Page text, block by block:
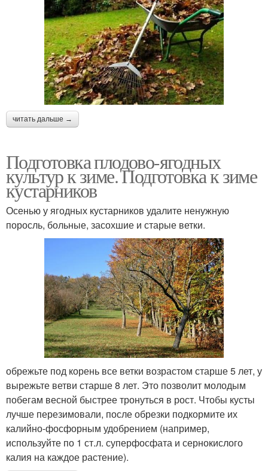
читать дальше →
Подготовка плодово-ягодных
культур к зиме. Подготовка к зиме
кустарников
Осенью у ягодных кустарников удалите ненужную
поросль, больные, засохшие и старые ветки.
обрежьте под корень все ветки возрастом старше 5 лет, у
вырежьте ветви старше 8 лет. Это позволит молодым
побегам весной быстрее тронуться в рост. Чтобы кусты
лучше перезимовали, после обрезки подкормите их
калийно-фосфорным удобрением (например,
используйте по 1 ст.л. суперфосфата и сернокислого
калия на каждое растение).